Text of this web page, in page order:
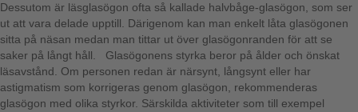
Dessutom är läsglasögon ofta så kallade halvbåge-glasögon, som ser
ut att vara delade upptill. Därigenom kan man enkelt låta glasögonen
sitta på näsan medan man tittar ut över glasögonranden för att se
saker på långt håll. Glasögonens styrka beror på ålder och önskat
läsavstånd. Om personen redan är närsynt, långsynt eller har
astigmatism som korrigeras genom glasögon, rekommenderas
glasögon med olika styrkor. Särskilda aktiviteter som till exempel